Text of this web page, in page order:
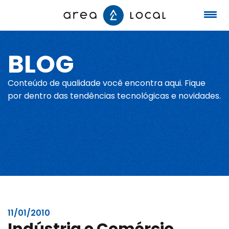
Início
Fale conosco
Portfólio
Sobre nós
BLOG
Conteúdo de qualidade você encontra aqui. Fique
por dentro das tendências tecnológicas e novidades.
11/01/2010